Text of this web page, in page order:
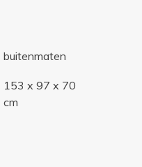
buitenmaten
153 x 97 x 70
cm